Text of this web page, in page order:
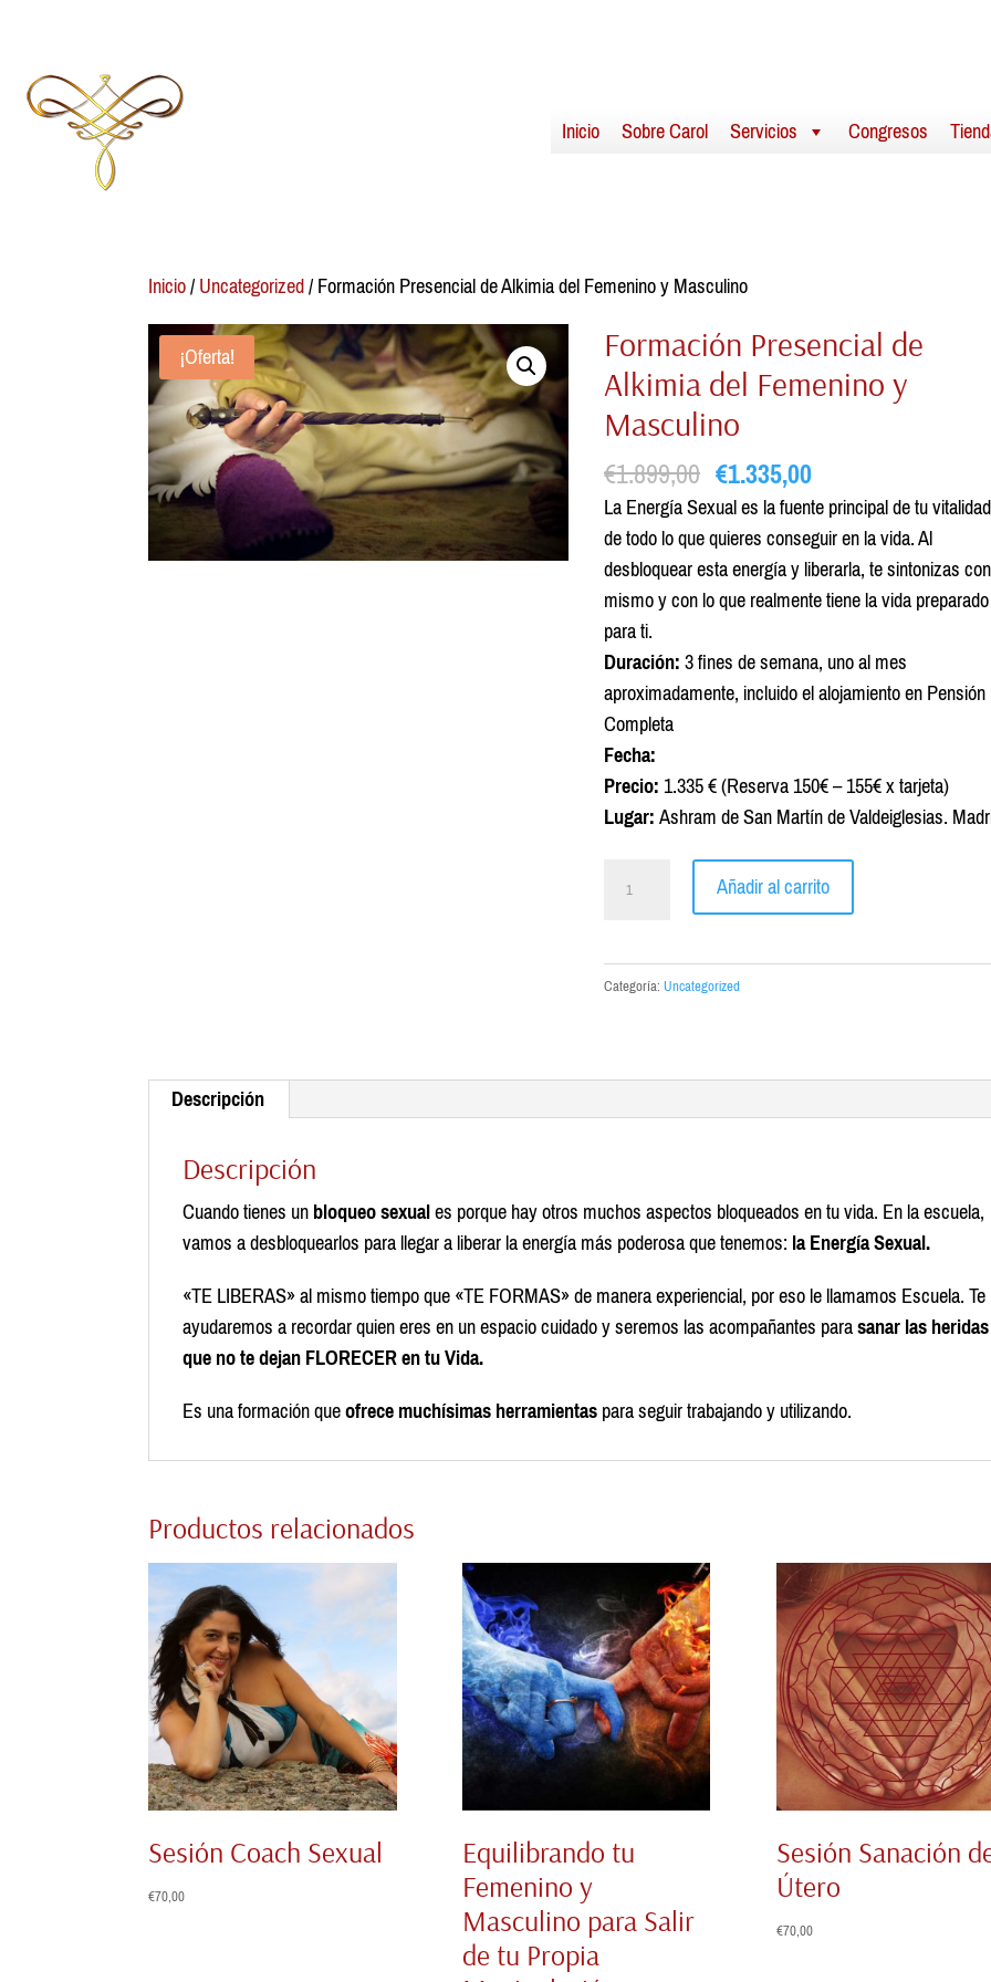
Inicio Sobre Carol Servicios Congresos
Inicio/Uncategorized/ Formación Presencial de Alkimia del Femenino y Masculino
¡Oferta!
Formación Presencial de
Alkimia del Femenino y
Masculino
€1.899,00 El
precio
original
era:
€1.899,00.
€1.335,00El
precio
actual
es:
€1.335,00.
La Energía Sexual es la fuente principal de tu
de todo lo que quieres conseguir en la vida. Al
desbloquear esta energía y liberarla, te sintonizas
mismo y con lo que realmente tiene la vida preparado
para ti.
Duración:3 fines de semana, uno al mes
aproximadamente, incluido el alojamiento en Pensión
Completa
Fecha:
Precio:1.335 € (Reserva 150€ – 155€ x tarjeta)
Lugar:Ashram de San Martín de Valdeiglesias.
Presencial
Alkimia
del
Masculino
cantidad
Añadir al carrito
Categoría: Uncategorized
Descripción
Descripción
Cuando tienes unbloqueo sexuales porque hay otros muchos aspectos bloqueados en tu vida. En la escuela,
vamos a desbloquearlos para llegar a liberar la energía más poderosa que tenemos:la Energía Sexual.
«TE LIBERAS» al mismo tiempo que «TE FORMAS» de manera experiencial, por eso le llamamos Escuela. Te
ayudaremos a recordar quien eres en un espacio cuidado y seremos las acompañantes parasanar las heridas
que no te dejan FLORECER en tu Vida.
Es una formación queofrece muchísimas herramientaspara seguir trabajando y utilizando.
Productos relacionados
Sesión Coach Sexual
€70,00
Equilibrando tu
Femenino y
Masculino para Salir
de tu Propia
Sesión Sanación
Útero
€70,00